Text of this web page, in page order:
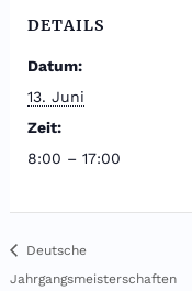
DETAILS
Datum:
13. Juni
Zeit:
8:00 – 17:00
Deutsche
Jahrgangsmeisterschaften